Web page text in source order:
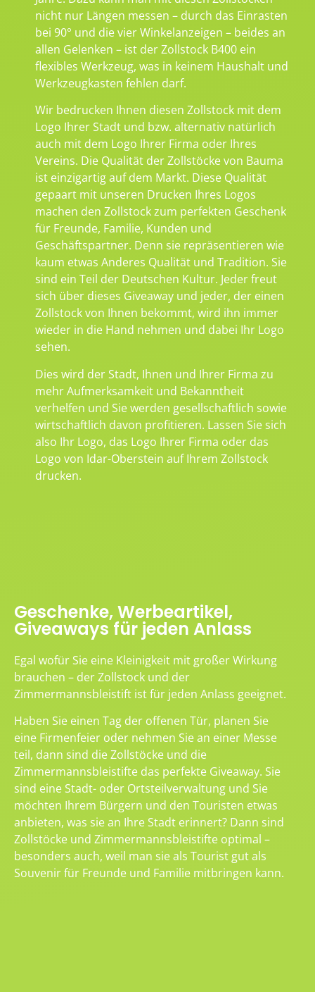
nicht nur Längen messen – durch das Einrasten
bei 90° und die vier Winkelanzeigen – beides an
allen Gelenken – ist der Zollstock B400 ein
flexibles Werkzeug, was in keinem Haushalt und
Werkzeugkasten fehlen darf.
Wir bedrucken Ihnen diesen Zollstock mit dem
Logo Ihrer Stadt und bzw. alternativ natürlich
auch mit dem Logo Ihrer Firma oder Ihres
Vereins. Die Qualität der Zollstöcke von Bauma
ist einzigartig auf dem Markt. Diese Qualität
gepaart mit unseren Drucken Ihres Logos
machen den Zollstock zum perfekten Geschenk
für Freunde, Familie, Kunden und
Geschäftspartner. Denn sie repräsentieren wie
kaum etwas Anderes Qualität und Tradition. Sie
sind ein Teil der Deutschen Kultur. Jeder freut
sich über dieses Giveaway und jeder, der einen
Zollstock von Ihnen bekommt, wird ihn immer
wieder in die Hand nehmen und dabei Ihr Logo
sehen.
Dies wird der Stadt, Ihnen und Ihrer Firma zu
mehr Aufmerksamkeit und Bekanntheit
verhelfen und Sie werden gesellschaftlich sowie
wirtschaftlich davon profitieren. Lassen Sie sich
also Ihr Logo, das Logo Ihrer Firma oder das
Logo von Idar-Oberstein auf Ihrem Zollstock
drucken.
Geschenke, Werbeartikel,
Giveaways für jeden Anlass
Egal wofür Sie eine Kleinigkeit mit großer Wirkung
brauchen – der Zollstock und der
Zimmermannsbleistift ist für jeden Anlass geeignet.
Haben Sie einen Tag der offenen Tür, planen Sie
eine Firmenfeier oder nehmen Sie an einer Messe
teil, dann sind die Zollstöcke und die
Zimmermannsbleistifte das perfekte Giveaway. Sie
sind eine Stadt- oder Ortsteilverwaltung und Sie
möchten Ihrem Bürgern und den Touristen etwas
anbieten, was sie an Ihre Stadt erinnert? Dann sind
Zollstöcke und Zimmermannsbleistifte optimal –
besonders auch, weil man sie als Tourist gut als
Souvenir für Freunde und Familie mitbringen kann.